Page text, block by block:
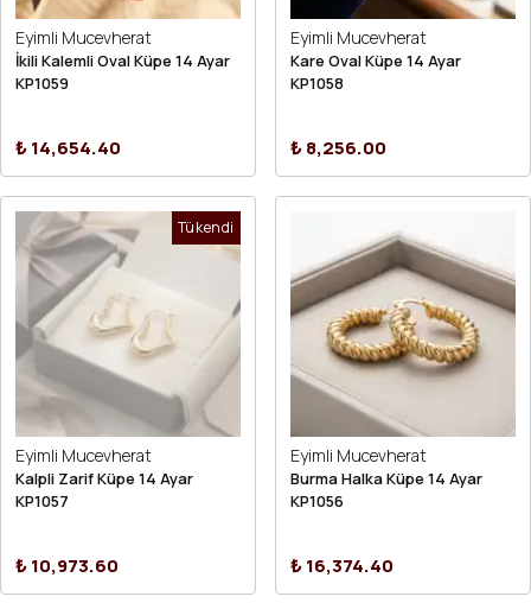
Eyimli Mucevherat
İkili Kalemli Oval Küpe 14 Ayar
KP1059
₺ 14,654.40
Eyimli Mucevherat
Kare Oval Küpe 14 Ayar
KP1058
₺ 8,256.00
Tükendi
Eyimli Mucevherat
Kalpli Zarif Küpe 14 Ayar
KP1057
₺ 10,973.60
Eyimli Mucevherat
Burma Halka Küpe 14 Ayar
KP1056
₺ 16,374.40